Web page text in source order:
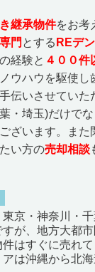
継承物件をお考
専門 とする REデ
の経験と ４００件
ウハウを駆使し
伝いさせていた
・埼玉)だけで
ざいます。また
い方の売却相談
東京・神奈川・
が、地方大都
はすぐに売れ
アは沖縄から北